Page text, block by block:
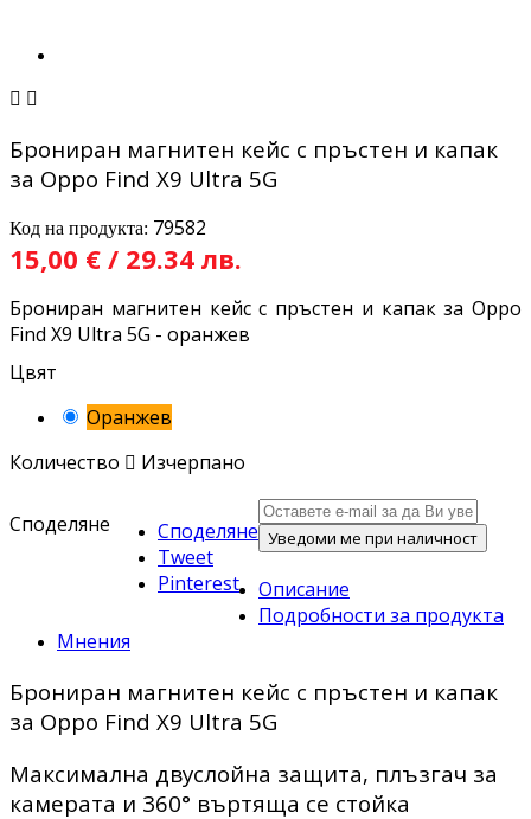
 
Брониран магнитен кейс с пръстен и капак
за Oppo Find X9 Ultra 5G
Код на продукта: 79582
15,00 € / 29.34 лв.
Брониран магнитен кейс с пръстен и капак за Oppo
Find X9 Ultra 5G - оранжев
Цвят
Оранжев
Количество  Изчерпано
Споделяне
Споделяне
Tweet
Pinterest
Уведоми ме при наличност
Описание
Подробности за продукта
Мнения
Брониран магнитен кейс с пръстен и капак
за Oppo Find X9 Ultra 5G
Максимална двуслойна защита, плъзгач за
камерата и 360° въртяща се стойка